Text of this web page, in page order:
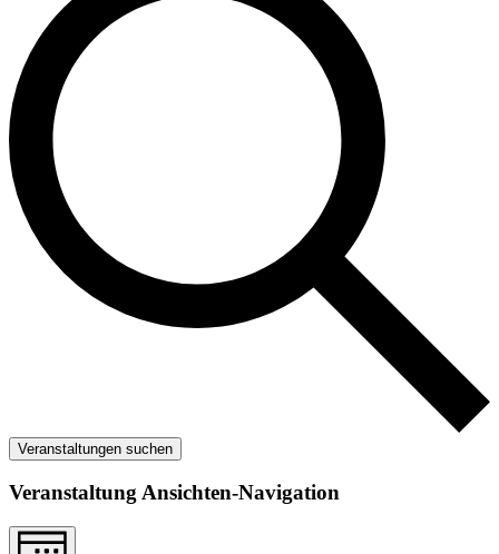
Veranstaltungen suchen
Veranstaltung Ansichten-Navigation